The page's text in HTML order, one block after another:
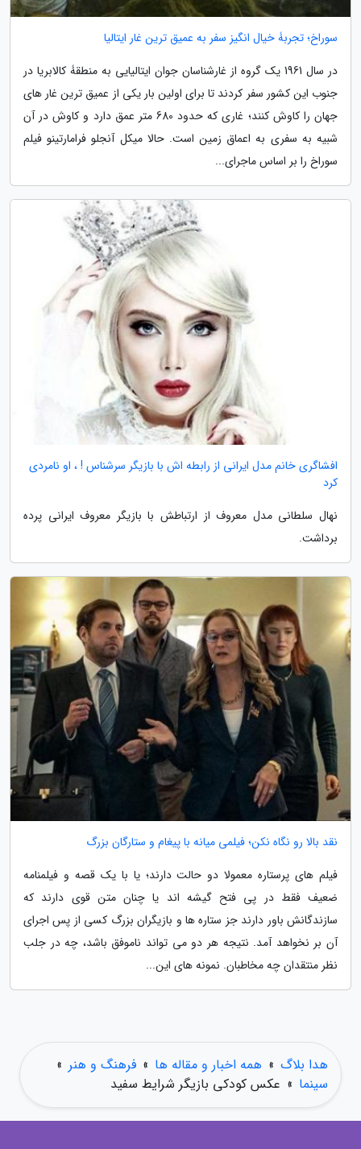
سوراخ؛ تجربۀ خیال انگیز سفر به عمیق ترین غار ایتالیا
در سال 1961 یک گروه از غارشناسان جوان ایتالیایی به منطقۀ کالابریا در
جنوب این کشور سفر کردند تا برای اولین بار یکی از عمیق ترین غار های
جهان را کاوش کنند؛ غاری که حدود 680 متر عمق دارد و کاوش در آن
شبیه به سفری به اعماق زمین است. حالا میکل آنجلو فرامارتینو فیلم
سوراخ را بر اساس ماجرای...
افشاگری خانم مدل ایرانی از رابطه اش با بازیگر سرشناس ! ، او نامردی
کرد
نهال سلطانی مدل معروف از ارتباطش با بازیگر معروف ایرانی پرده
برداشت.
نقد بالا رو نگاه نکن؛ فیلمی میانه با پیغام و ستارگان بزرگ
فیلم های پرستاره معمولا دو حالت دارند؛ یا با یک قصه و فیلمنامه
ضعیف فقط در پی فتح گیشه اند یا چنان متن قوی دارند که
سازندگانش باور دارند جز ستاره ها و بازیگران بزرگ کسی از پس اجرای
آن بر نخواهد آمد. نتیجه هر دو می تواند ناموفق باشد، چه در جلب
نظر منتقدان چه مخاطبان. نمونه های این...
هدا بلاگ » همه اخبار و مقاله ها » فرهنگ و هنر »
سینما » عکس کودکی بازیگر شرایط سفید